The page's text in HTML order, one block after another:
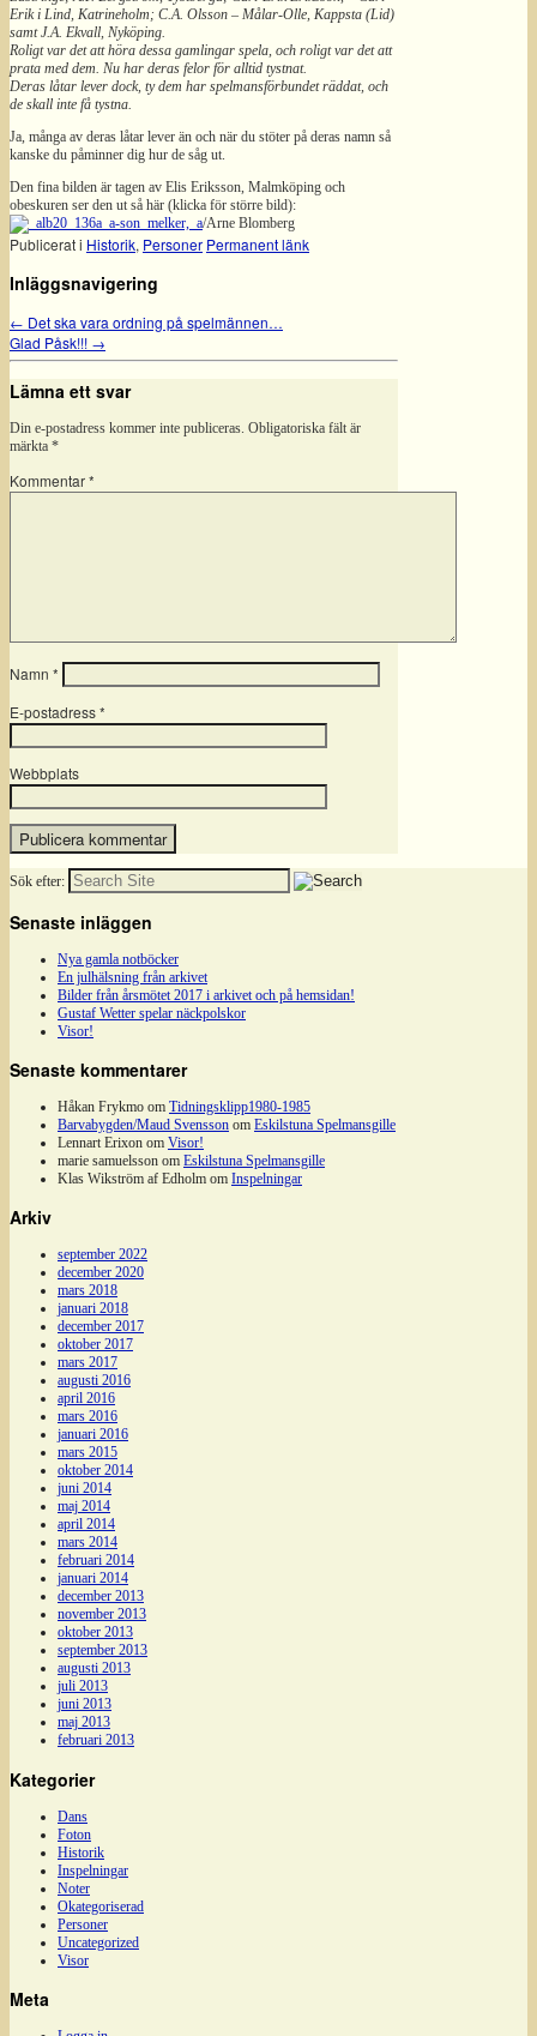
Erik i Lind, Katrineholm; C.A. Olsson – Målar-Olle, Kappsta (Lid)
samt J.A. Ekvall, Nyköping.
Roligt var det att höra dessa gamlingar spela, och roligt var det att
prata med dem. Nu har deras felor för alltid tystnat.
Deras låtar lever dock, ty dem har spelmansförbundet räddat, och
de skall inte få tystna.
Ja, många av deras låtar lever än och när du stöter på deras namn så
kanske du påminner dig hur de såg ut.
Den fina bilden är tagen av Elis Eriksson, Malmköping och
obeskuren ser den ut så här (klicka för större bild):
/Arne Blomberg
Publicerat i Historik, Personer Permanent länk
Inläggsnavigering
← Det ska vara ordning på spelmännen…
Glad Påsk!!! →
Lämna ett svar
Din e-postadress kommer inte publiceras. Obligatoriska fält är
märkta *
Kommentar*
Namn *
E-postadress*
Webbplats
Sök efter:
Senaste inläggen
Nya gamla notböcker
En julhälsning från arkivet
Bilder från årsmötet 2017 i arkivet och på hemsidan!
Gustaf Wetter spelar näckpolskor
Visor!
Senaste kommentarer
Håkan Frykmo om Tidningsklipp1980-1985
Barvabygden/Maud Svensson om Eskilstuna Spelmansgille
Lennart Erixon om Visor!
marie samuelsson om Eskilstuna Spelmansgille
Klas Wikström af Edholm om Inspelningar
Arkiv
september 2022
december 2020
mars 2018
januari 2018
december 2017
oktober 2017
mars 2017
augusti 2016
april 2016
mars 2016
januari 2016
mars 2015
oktober 2014
juni 2014
maj 2014
april 2014
mars 2014
februari 2014
januari 2014
december 2013
november 2013
oktober 2013
september 2013
augusti 2013
juli 2013
juni 2013
maj 2013
februari 2013
Kategorier
Dans
Foton
Historik
Inspelningar
Noter
Okategoriserad
Personer
Uncategorized
Visor
Meta